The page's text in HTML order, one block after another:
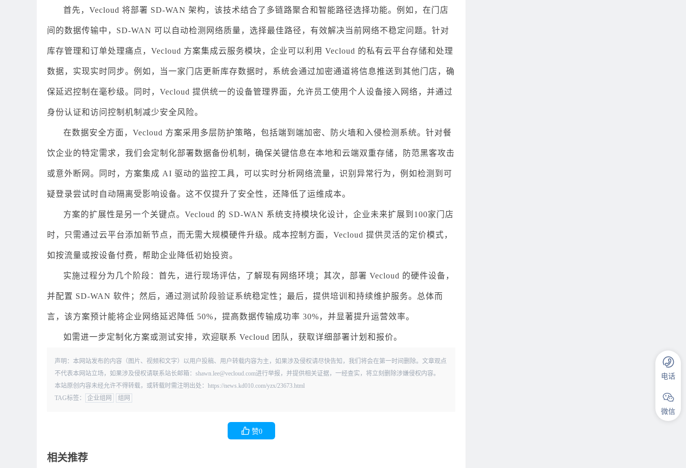
首先，Vecloud 将部署 SD-WAN 架构，该技术结合了多链路聚合和智能路径选择功能。例如，在门店
间的数据传输中，SD-WAN 可以自动检测网络质量，选择最佳路径，有效解决当前网络不稳定问题。针对
库存管理和订单处理痛点，Vecloud 方案集成云服务模块，企业可以利用 Vecloud 的私有云平台存储和处理
数据，实现实时同步。例如，当一家门店更新库存数据时，系统会通过加密通道将信息推送到其他门店，确
保延迟控制在毫秒级。同时，Vecloud 提供统一的设备管理界面，允许员工使用个人设备接入网络，并通过
身份认证和访问控制机制减少安全风险。
在数据安全方面，Vecloud 方案采用多层防护策略，包括端到端加密、防火墙和入侵检测系统。针对餐
饮企业的特定需求，我们会定制化部署数据备份机制，确保关键信息在本地和云端双重存储，防范黑客攻击
或意外断网。同时，方案集成 AI 驱动的监控工具，可以实时分析网络流量，识别异常行为，例如检测到可
疑登录尝试时自动隔离受影响设备。这不仅提升了安全性，还降低了运维成本。
方案的扩展性是另一个关键点。Vecloud 的 SD-WAN 系统支持模块化设计，企业未来扩展到100家门店
时，只需通过云平台添加新节点，而无需大规模硬件升级。成本控制方面，Vecloud 提供灵活的定价模式，
如按流量或按设备付费，帮助企业降低初始投资。
实施过程分为几个阶段：首先，进行现场评估，了解现有网络环境；其次，部署 Vecloud 的硬件设备，
并配置 SD-WAN 软件；然后，通过测试阶段验证系统稳定性；最后，提供培训和持续维护服务。总体而
言，该方案预计能将企业网络延迟降低 50%，提高数据传输成功率 30%，并显著提升运营效率。
如需进一步定制化方案或测试安排，欢迎联系 Vecloud 团队，获取详细部署计划和报价。
声明：本网站发布的内容（图片、视频和文字）以用户投稿、用户转载内容为主，如果涉及侵权请尽快告知，我们将会在第一时间删除。文章观点
不代表本网站立场，如果涉及侵权请联系站长邮箱：shawn.lee@vecloud.com进行举报，并提供相关证据，一经查实，将立刻删除涉嫌侵权内容。
本站原创内容未经允许不得转载，或转载时需注明出处：https://news.kd010.com/yzx/23673.html
TAG标签：
企业组网 组网
赞0
相关推荐
电话
微信